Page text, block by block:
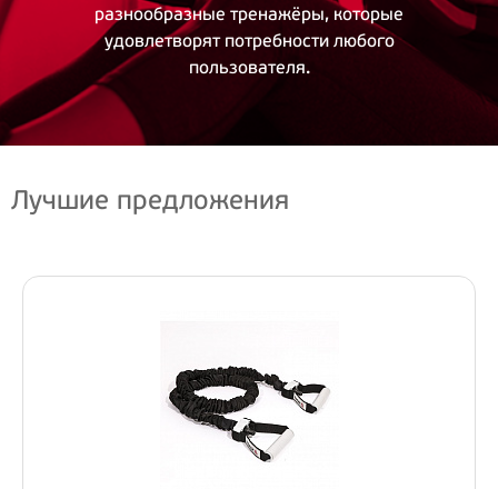
разнообразные тренажёры, которые
удовлетворят потребности любого
пользователя.
Лучшие предложения